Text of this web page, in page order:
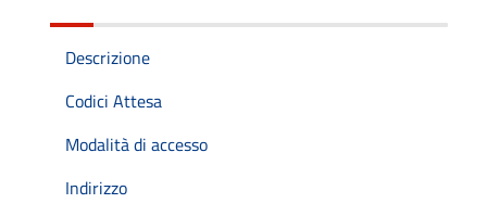
Descrizione
Codici Attesa
Modalità di accesso
Indirizzo